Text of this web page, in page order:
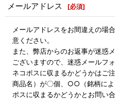
メールアドレス [必須]
メールアドレスをお間違えの場
意ください。
また、弊店からのお返事が迷惑
ございますので、迷惑メールフ
ネコポスに収まるかどうかはご
商品名）が〇個、○○（銘柄に
ポスに収まるかどうかとお問い